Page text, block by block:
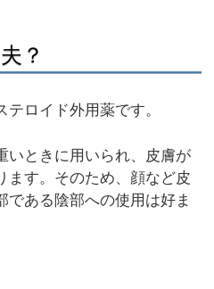
？
ロイド外用薬です。
いときに用いられ、皮膚が
ます。そのため、顔など皮
である陰部への使用は好ま